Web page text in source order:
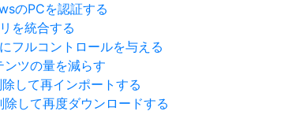
のPCを認証する
を統合する
フルコントロールを与える
ツの量を減らす
して再インポートする
して再度ダウンロードする